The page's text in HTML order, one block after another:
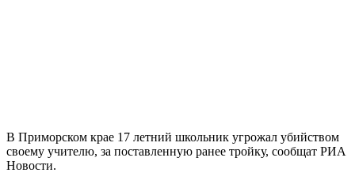
В Приморском крае 17 летний школьник угрожал убийством
своему учителю, за поставленную ранее тройку, сообщат РИА
Новости.